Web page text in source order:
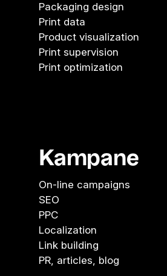
Packaging design
Print data
Product visualization
Print supervision
Print optimization
Kampane
On-line campaigns
SEO
PPC
Localization
Link building
PR, articles, blog